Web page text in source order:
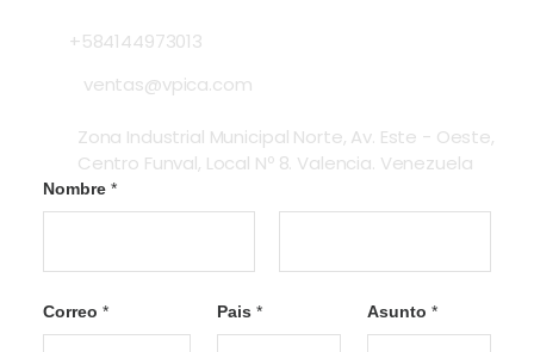
+584144973013
ventas@vpica.com
Zona Industrial Municipal Norte, Av. Este - Oeste,
Centro Funval, Local Nº 8. Valencia. Venezuela
Nombre *
r
s
t
Correo * Pais * Asunto *